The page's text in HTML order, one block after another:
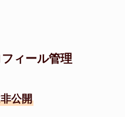
ィール管理
公開